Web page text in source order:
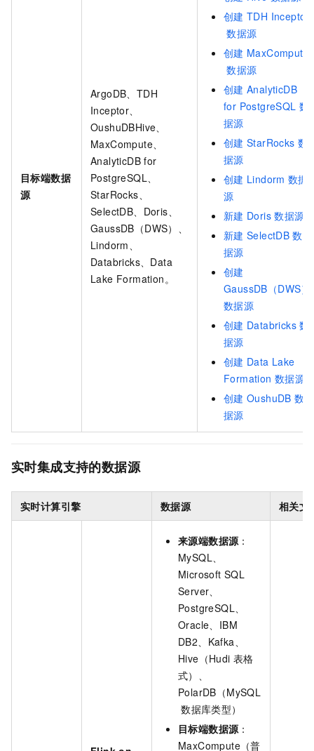
目标端数据
源
ArgoDB、TDH
Inceptor、
OushuDBHive、
MaxCompute、
AnalyticDB for
PostgreSQL、
StarRocks、
SelectDB、Doris、
GaussDB（DWS）、
Lindorm、
Databricks、Data
Lake Formation。
创建 TDH Inceptor
数据源
创建 MaxCompute
数据源
创建 AnalyticDB
for PostgreSQL 数
据源
创建 StarRocks 数
据源
创建 Lindorm 数据
源
新建 Doris 数据源
新建 SelectDB 数
据源
创建
GaussDB（DWS）
数据源
创建 Databricks 数
据源
创建 Data Lake
Formation 数据源
创建 OushuDB 数
据源
实时集成支持的数据源
实时计算引擎 数据源 相关文
来源端数据源 ：
MySQL、
Microsoft SQL
Server、
PostgreSQL、
Oracle、IBM
DB2、Kafka、
Hive（Hudi 表格
式）、
PolarDB（MySQL
数据库类型）
目标端数据源 ：
MaxCompute（普